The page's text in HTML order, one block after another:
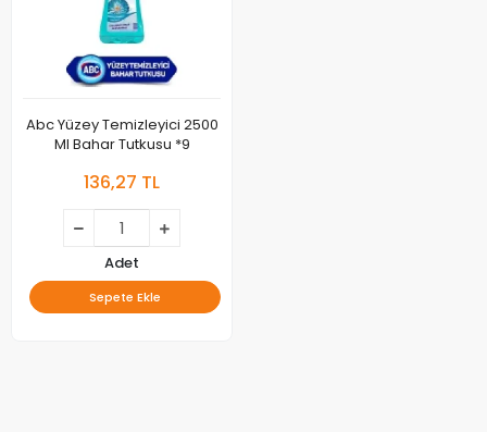
Abc Yüzey Temizleyici 2500
Ml Bahar Tutkusu *9
136,27 TL
Adet
Sepete Ekle